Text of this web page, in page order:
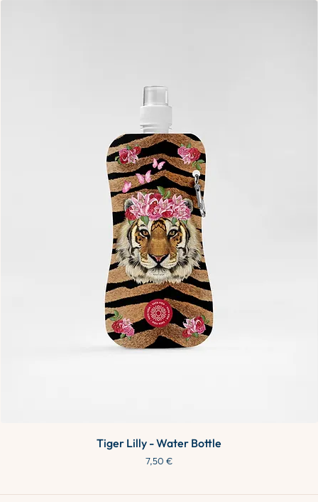
Tiger Lilly - Water Bottle
Precio
7,50 €